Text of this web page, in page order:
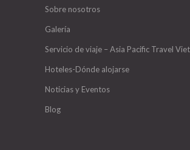
Sobre nosotros
Galería
Servicio de viaje – Asia Pacific Travel
Hoteles-Dónde alojarse
Noticias y Eventos
Blog